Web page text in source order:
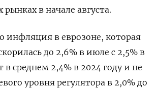
в начале августа.
инфляция в еврозоне, которая
до 2,6% в июле с 2,5% в
в среднем 2,4% в 2024 году и не
уровня регулятора в 2,0% до